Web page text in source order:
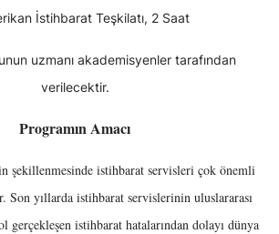
İstihbarat Teşkilatı, 2 Saat
uzmanı akademisyenler tarafından
verilecektir.
Programın Amacı
şekillenmesinde istihbarat servisleri çok önemli
Son yıllarda istihbarat servislerinin uluslararası
gerçekleşen istihbarat hatalarından dolayı dünya